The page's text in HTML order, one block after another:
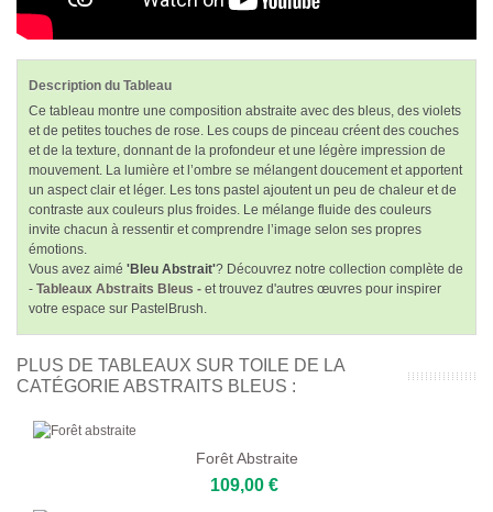
Description du Tableau
Ce tableau montre une composition abstraite avec des bleus, des violets
et de petites touches de rose. Les coups de pinceau créent des couches
et de la texture, donnant de la profondeur et une légère impression de
mouvement. La lumière et l’ombre se mélangent doucement et apportent
un aspect clair et léger. Les tons pastel ajoutent un peu de chaleur et de
contraste aux couleurs plus froides. Le mélange fluide des couleurs
invite chacun à ressentir et comprendre l’image selon ses propres
émotions.
Vous avez aimé 'Bleu Abstrait'? Découvrez notre collection complète de
- Tableaux Abstraits Bleus - et trouvez d'autres œuvres pour inspirer
votre espace sur PastelBrush.
PLUS DE TABLEAUX SUR TOILE DE LA
CATÉGORIE ABSTRAITS BLEUS :
Forêt Abstraite
109,00 €